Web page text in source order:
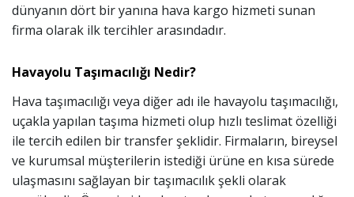
dünyanın dört bir yanına hava kargo hizmeti sunan
firma olarak ilk tercihler arasındadır.
Havayolu Taşımacılığı Nedir?
Hava taşımacılığı veya diğer adı ile havayolu taşımacılığı,
uçakla yapılan taşıma hizmeti olup hızlı teslimat özelliği
ile tercih edilen bir transfer şeklidir. Firmaların, bireysel
ve kurumsal müşterilerin istediği ürüne en kısa sürede
ulaşmasını sağlayan bir taşımacılık şekli olarak